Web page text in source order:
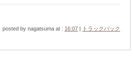
posted by nagatsuma at : 16:07 |
トラックバック